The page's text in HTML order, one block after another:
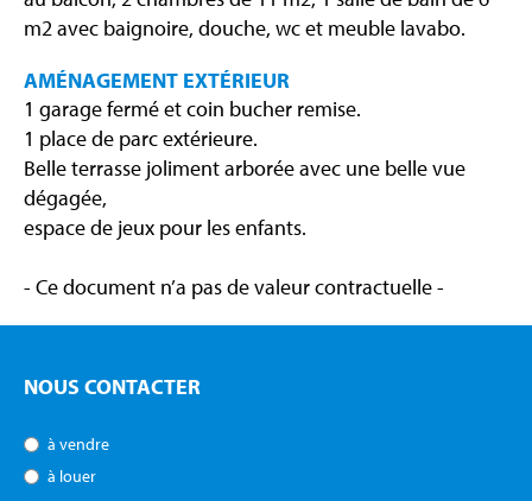
m2 avec baignoire, douche, wc et meuble lavabo.
AMÉNAGEMENT EXTÉRIEUR
1 garage fermé et coin bucher remise.
1 place de parc extérieure.
Belle terrasse joliment arborée avec une belle vue
dégagée,
espace de jeux pour les enfants.
- Ce document n’a pas de valeur contractuelle -
NOUS CONTACTER
à vendre
à louer